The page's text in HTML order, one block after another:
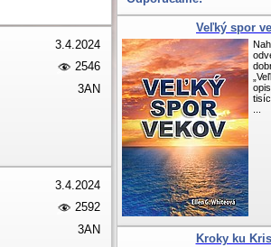
3.4.2024
2546
3AN
3.4.2024
2592
3AN
Veľký spor
Kroky ku